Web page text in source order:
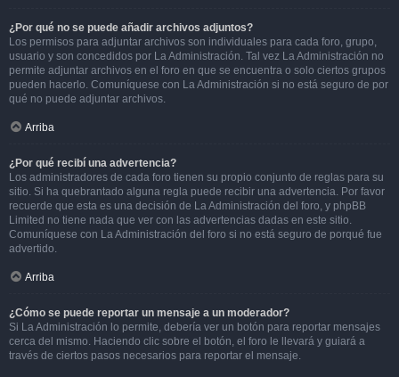
¿Por qué no se puede añadir archivos adjuntos?
Los permisos para adjuntar archivos son individuales para cada foro, grupo,
usuario y son concedidos por La Administración. Tal vez La Administración no
permite adjuntar archivos en el foro en que se encuentra o solo ciertos grupos
pueden hacerlo. Comuníquese con La Administración si no está seguro de por
qué no puede adjuntar archivos.
Arriba
¿Por qué recibí una advertencia?
Los administradores de cada foro tienen su propio conjunto de reglas para su
sitio. Si ha quebrantado alguna regla puede recibir una advertencia. Por favor
recuerde que esta es una decisión de La Administración del foro, y phpBB
Limited no tiene nada que ver con las advertencias dadas en este sitio.
Comuníquese con La Administración del foro si no está seguro de porqué fue
advertido.
Arriba
¿Cómo se puede reportar un mensaje a un moderador?
Si La Administración lo permite, debería ver un botón para reportar mensajes
cerca del mismo. Haciendo clic sobre el botón, el foro le llevará y guiará a
través de ciertos pasos necesarios para reportar el mensaje.